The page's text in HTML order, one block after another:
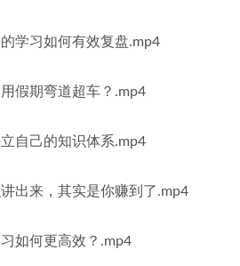
学习如何有效复盘.mp4
假期弯道超车？.mp4
自己的知识体系.mp4
出来，其实是你赚到了.mp4
如何更高效？.mp4